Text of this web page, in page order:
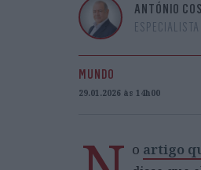
ANTÓNIO
ESPECIALISTA
MUNDO
29.01.2026 às 14h00
o artigo